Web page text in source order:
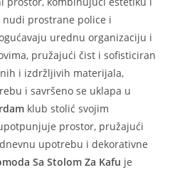
nudi prostrane police i
urednu organizaciju i
pružajući čist i sofisticiran
i izdržljivih materijala,
i savršeno se uklapa u
klub stolić svojim
prostor, pružajući
upotrebu i dekorativne
Sa Stolom Za Kafu je